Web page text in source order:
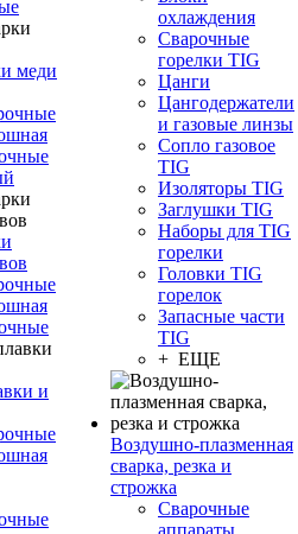
меди
и
охлаждения
Сварочные
горелки TIG
Цанги
Цангодержатели
и газовые линзы
Сопло газовое
TIG
Изоляторы TIG
Заглушки TIG
Наборы для TIG
горелки
Головки TIG
горелок
Запасные части
TIG
+ ЕЩЕ
Воздушно-плазменная
сварка, резка и
строжка
Сварочные
аппараты